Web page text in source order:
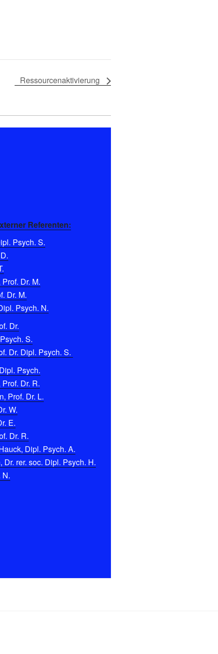
Ressourcenaktivierung
Referenten:
Psych. S.
Dr. M.
Dr. M.
Psych. N.
Dr.
S.
Dr. Dipl. Psych. S.
Psych.
Dr. R.
Prof. Dr. L.
W.
E.
Dr. R.
Dipl. Psych. A.
Dr. rer. soc. Dipl. Psych. H.
N.